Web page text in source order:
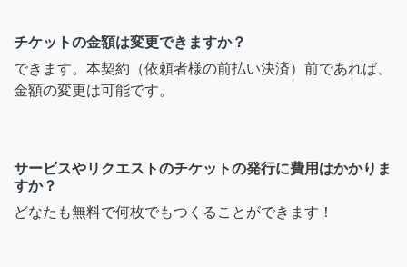
チケットの金額は変更できますか？
できます。本契約（依頼者様の前払い決済）前であれば、
金額の変更は可能です。
サービスやリクエストのチケットの発行に費用はかかりま
すか？
どなたも無料で何枚でもつくることができます！